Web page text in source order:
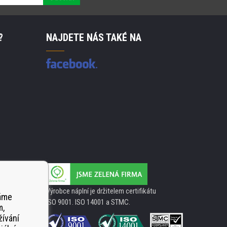
NAJDETE NÁS TAKÉ NA
Výrobce náplní je držitelem certifikátu
ISO 9001. ISO 14001 a STMC.